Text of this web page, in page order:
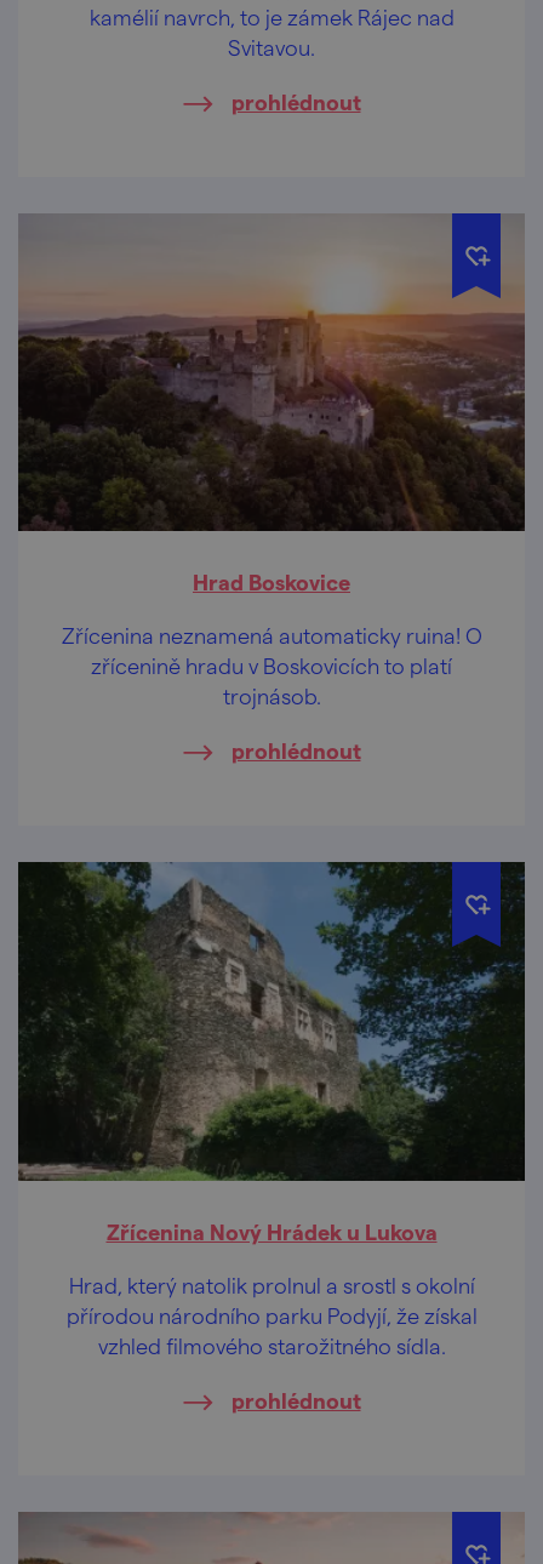
kamélií navrch, to je zámek Rájec nad
Svitavou.
prohlédnout
Hrad Boskovice
Zřícenina neznamená automaticky ruina! O
zřícenině hradu v Boskovicích to platí
trojnásob.
prohlédnout
Zřícenina Nový Hrádek u Lukova
Hrad, který natolik prolnul a srostl s okolní
přírodou národního parku Podyjí, že získal
vzhled filmového starožitného sídla.
prohlédnout